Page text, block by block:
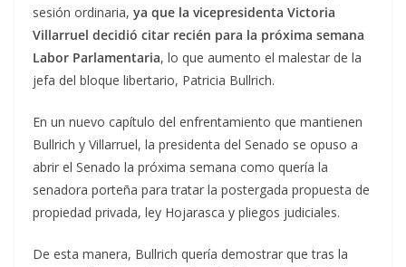
sesión ordinaria, ya que la vicepresidenta Victoria
Villarruel decidió citar recién para la próxima semana
Labor Parlamentaria, lo que aumento el malestar de la
jefa del bloque libertario, Patricia Bullrich.
En un nuevo capítulo del enfrentamiento que mantienen
Bullrich y Villarruel, la presidenta del Senado se opuso a
abrir el Senado la próxima semana como quería la
senadora porteña para tratar la postergada propuesta de
propiedad privada, ley Hojarasca y pliegos judiciales.
De esta manera, Bullrich quería demostrar que tras la